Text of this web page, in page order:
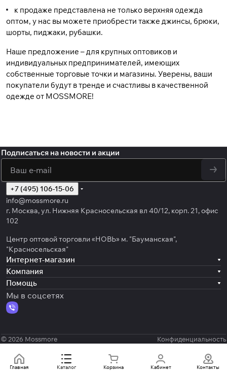
к продаже представлена не только верхняя одежда
оптом, у нас вы можете приобрести также джинсы, брюки,
шорты, пиджаки, рубашки.
Наше предложение – для крупных оптовиков и
индивидуальных предпринимателей, имеющих
собственные торговые точки и магазины. Уверены, ваши
покупатели будут в тренде и счастливы в качественной
одежде от MOSSMORE!
Главная Каталог Корзина Кабинет Контакты
Подписаться на новости и акции
+7 (495) 106-15-06
info@mossmore.ru
г. Москва, ул. Нижняя Красносельская вл 40/12, корп. 21, офис
102
Центр оптовой торговли «НОВЬ» м. "Бауманская",
"Красносельская"
Интернет-магазин
Компания
Помощь
Мы в соцсетях
© 2026 Mossmore Конфиденциальность